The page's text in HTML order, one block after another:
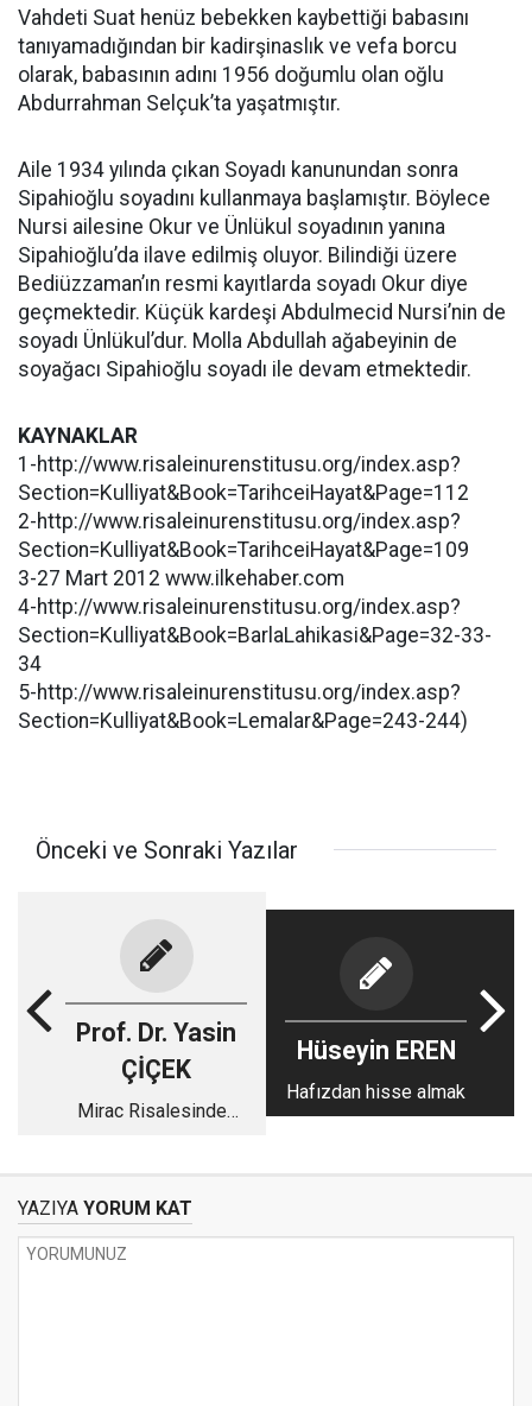
Vahdeti Suat henüz bebekken kaybettiği babasını
tanıyamadığından bir kadirşinaslık ve vefa borcu
olarak, babasının adını 1956 doğumlu olan oğlu
Abdurrahman Selçuk’ta yaşatmıştır.
Aile 1934 yılında çıkan Soyadı kanunundan sonra
Sipahioğlu soyadını kullanmaya başlamıştır. Böylece
Nursi ailesine Okur ve Ünlükul soyadının yanına
Sipahioğlu’da ilave edilmiş oluyor. Bilindiği üzere
Bediüzzaman’ın resmi kayıtlarda soyadı Okur diye
geçmektedir. Küçük kardeşi Abdulmecid Nursi’nin de
soyadı Ünlükul’dur. Molla Abdullah ağabeyinin de
soyağacı Sipahioğlu soyadı ile devam etmektedir.
KAYNAKLAR
1-http://www.risaleinurenstitusu.org/index.asp?
Section=Kulliyat&Book=TarihceiHayat&Page=112
2-http://www.risaleinurenstitusu.org/index.asp?
Section=Kulliyat&Book=TarihceiHayat&Page=109
3-27 Mart 2012 www.ilkehaber.com
4-http://www.risaleinurenstitusu.org/index.asp?
Section=Kulliyat&Book=BarlaLahikasi&Page=32-33-
34
5-http://www.risaleinurenstitusu.org/index.asp?
Section=Kulliyat&Book=Lemalar&Page=243-244)
Önceki ve Sonraki Yazılar
Prof. Dr. Yasin
ÇİÇEK
Mirac Risalesinden
Hüseyin EREN
Hafızdan hisse almak
YAZIYA YORUM KAT